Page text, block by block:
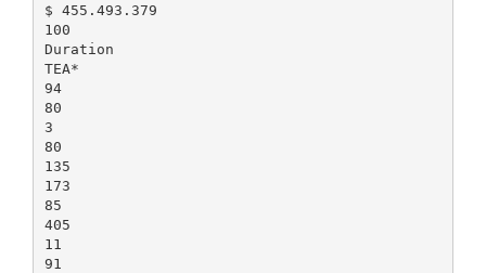
$ 455.493.379
100
Duration
TEA*
94
80
3
80
135
173
85
405
11
91